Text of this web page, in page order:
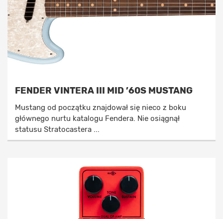
FENDER VINTERA III MID ’60S MUSTANG
Mustang od początku znajdował się nieco z boku
głównego nurtu katalogu Fendera. Nie osiągnął
statusu Stratocastera ...